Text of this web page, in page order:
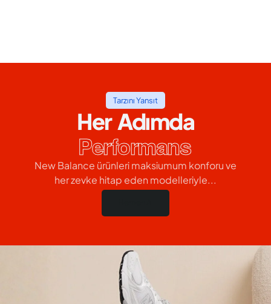
Tarzını Yansıt
Her Adımda
Performans
New Balance ürünleri maksiumum konforu ve
her zevke hitap eden modelleriyle...